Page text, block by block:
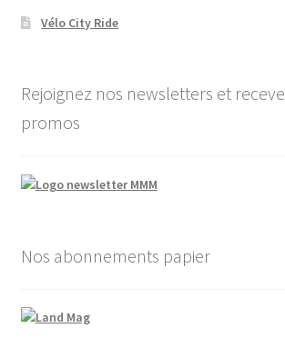
Vélo City Ride
Rejoignez nos newsletters et
promos
Nos abonnements papier